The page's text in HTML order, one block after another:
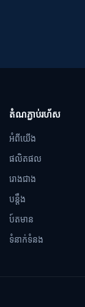
តំណភ្ជាប់រហ័ស
អំពីយើង
ផលិតផល
រោងជាង
បន្ដឹង
ប៍តមាន
ទំនាក់ទំនង